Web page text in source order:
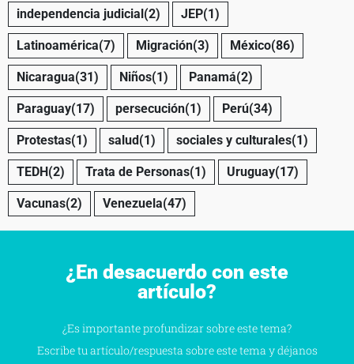
independencia judicial (2) JEP(1)
Latinoamérica(7) Migración(3) México(86)
Nicaragua(31) Niños(1) Panamá(2)
Paraguay(17) persecución(1) Perú(34)
Protestas(1) salud (1) sociales y culturales(1)
TEDH (2) Trata de Personas(1) Uruguay(17)
Vacunas(2) Venezuela(47)
¿En desacuerdo con este
artículo?
¿Es importante profundizar sobre este tema?
Escribe tu artículo/respuesta sobre este tema y déjanos